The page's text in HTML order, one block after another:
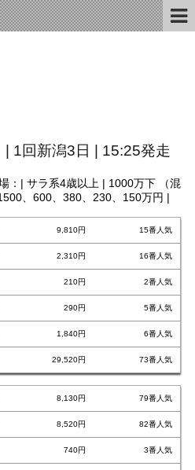
1回新潟3日 | 15:25発走
：| サラ系4歳以上 | 1000万下 （混
、600、380、230、150万円 |
9,810円 15番人気
2,310円 16番人気
210円 2番人気
290円 5番人気
1,840円 6番人気
29,520円 73番人気
8,130円 79番人気
8,520円 82番人気
740円 3番人気